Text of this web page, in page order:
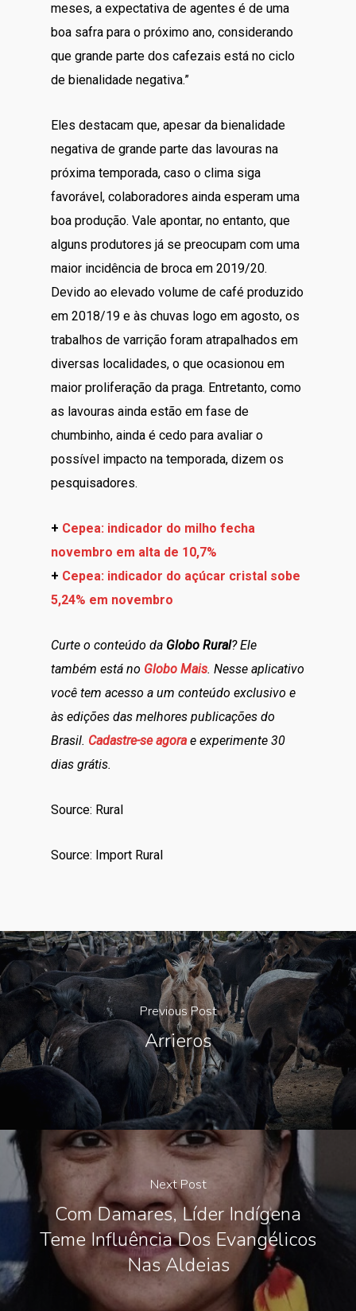
meses, a expectativa de agentes é de uma
boa safra para o próximo ano, considerando
que grande parte dos cafezais está no ciclo
de bienalidade negativa.”
Eles destacam que, apesar da bienalidade
negativa de grande parte das lavouras na
próxima temporada, caso o clima siga
favorável, colaboradores ainda esperam uma
boa produção. Vale apontar, no entanto, que
alguns produtores já se preocupam com uma
maior incidência de broca em 2019/20.
Devido ao elevado volume de café produzido
em 2018/19 e às chuvas logo em agosto, os
trabalhos de varrição foram atrapalhados em
diversas localidades, o que ocasionou em
maior proliferação da praga. Entretanto, como
as lavouras ainda estão em fase de
chumbinho, ainda é cedo para avaliar o
possível impacto na temporada, dizem os
pesquisadores.
+ Cepea: indicador do milho fecha
novembro em alta de 10,7%
+ Cepea: indicador do açúcar cristal sobe
5,24% em novembro
Curte o conteúdo da Globo Rural? Ele
também está no Globo Mais. Nesse aplicativo
você tem acesso a um conteúdo exclusivo e
às edições das melhores publicações do
Brasil. Cadastre-se agora e experimente 30
dias grátis.
Source: Rural
Source: Import Rural
Previous Post
Arrieros
Next Post
Com Damares, Líder Indígena
Teme Influência Dos Evangélicos
Nas Aldeias